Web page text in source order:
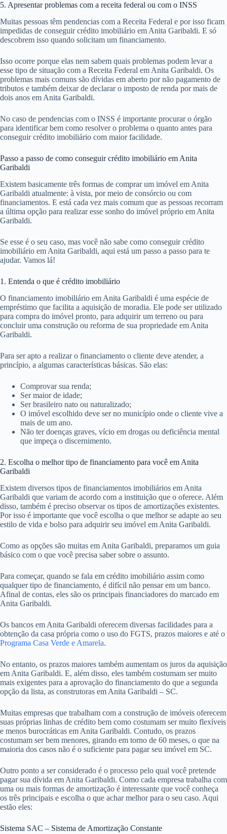
5. Apresentar problemas com a receita federal ou com o INSS
Muitas pessoas têm pendencias com a Receita Federal e por isso ficam
impedidas de conseguir crédito imobiliário em Anita Garibaldi. E só
descobrem isso quando solicitam um financiamento.
Isso ocorre porque elas nem sabem quais problemas podem levar a
esse tipo de situação com a Receita Federal em Anita Garibaldi. Os
problemas mais comuns são dívidas em aberto por não pagamento de
tributos e também deixar de declarar o imposto de renda por mais de
dois anos em Anita Garibaldi.
No caso de pendencias com o INSS é importante procurar o órgão
para identificar bem como resolver o problema o quanto antes para
conseguir crédito imobiliário com maior facilidade.
Passo a passo de como conseguir crédito imobiliário em Anita
Garibaldi
Existem basicamente três formas de comprar um imóvel em Anita
Garibaldi atualmente: à vista, por meio de consórcio ou com
financiamentos. E está cada vez mais comum que as pessoas recorram
a última opção para realizar esse sonho do imóvel próprio em Anita
Garibaldi.
Se esse é o seu caso, mas você não sabe como conseguir crédito
imobiliário em Anita Garibaldi, aqui está um passo a passo para te
ajudar. Vamos lá!
1. Entenda o que é crédito imobiliário
O financiamento imobiliário em Anita Garibaldi é uma espécie de
empréstimo que facilita a aquisição de moradia. Ele pode ser utilizado
para compra do imóvel pronto, para adquirir um terreno ou para
concluir uma construção ou reforma de sua propriedade em Anita
Garibaldi.
Para ser apto a realizar o financiamento o cliente deve atender, a
princípio, a algumas características básicas. São elas:
Comprovar sua renda;
Ser maior de idade;
Ser brasileiro nato ou naturalizado;
O imóvel escolhido deve ser no município onde o cliente vive a
mais de um ano.
Não ter doenças graves, vício em drogas ou deficiência mental
que impeça o discernimento.
2. Escolha o melhor tipo de financiamento para você em Anita
Garibaldi
Existem diversos tipos de financiamentos imobiliários em Anita
Garibaldi que variam de acordo com a instituição que o oferece. Além
disso, também é preciso observar os tipos de amortizações existentes.
Por isso é importante que você escolha o que melhor se adapte ao seu
estilo de vida e bolso para adquirir seu imóvel em Anita Garibaldi.
Como as opções são muitas em Anita Garibaldi, preparamos um guia
básico com o que você precisa saber sobre o assunto.
Para começar, quando se fala em crédito imobiliário assim como
qualquer tipo de financiamento, é difícil não pensar em um banco.
Afinal de contas, eles são os principais financiadores do marcado em
Anita Garibaldi.
Os bancos em Anita Garibaldi oferecem diversas facilidades para a
obtenção da casa própria como o uso do FGTS, prazos maiores e até o
Programa Casa Verde e Amarela.
No entanto, os prazos maiores também aumentam os juros da aquisição
em Anita Garibaldi. E, além disso, eles também costumam ser muito
mais exigentes para a aprovação do financiamento do que a segunda
opção da lista, as construtoras em Anita Garibaldi – SC.
Muitas empresas que trabalham com a construção de imóveis oferecem
suas próprias linhas de crédito bem como costumam ser muito flexíveis
e menos burocráticas em Anita Garibaldi. Contudo, os prazos
costumam ser bem menores, girando em torno de 60 meses, o que na
maioria dos casos não é o suficiente para pagar seu imóvel em SC.
Outro ponto a ser considerado é o processo pelo qual você pretende
pagar sua dívida em Anita Garibaldi. Como cada empresa trabalha com
uma ou mais formas de amortização é interessante que você conheça
os três principais e escolha o que achar melhor para o seu caso. Aqui
estão eles:
Sistema SAC – Sistema de Amortização Constante